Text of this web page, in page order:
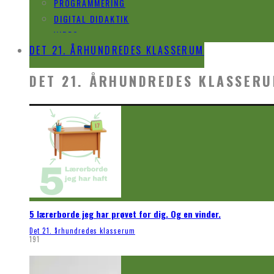
DIGITAL DIDAKTIK
VIDEO
DET 21. ÅRHUNDREDES KLASSERUM
DET 21. ÅRHUNDREDES
5 lærerborde jeg har prøvet for dig. Og en vinder.
Det 21. århundredes klasserum
191